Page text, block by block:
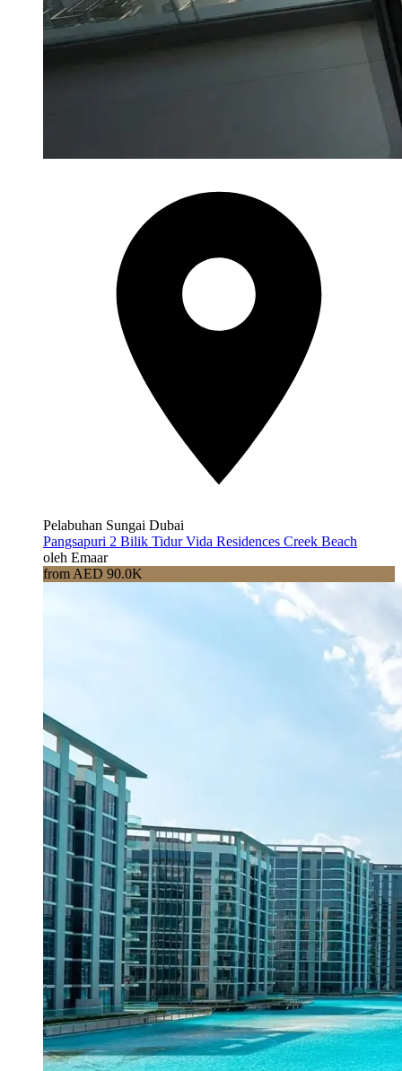
Pelabuhan Sungai Dubai
Pangsapuri 2 Bilik Tidur Vida Residences Creek Beach
oleh Emaar
from AED 90.0K